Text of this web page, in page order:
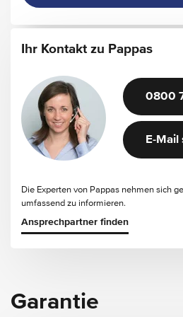
Ihr Kontakt zu Pappas
0800
E-Mail
Die Experten von Pappas nehmen sich
umfassend zu informieren.
Ansprechpartner finden
Garantie